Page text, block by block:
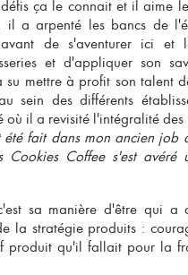
ça le connait et il aime
il a arpenté les bancs de
de s'aventurer ici et
et d'appliquer son
su mettre à profit son talent
sein des différents
il a revisité l'intégralité des
été fait dans mon ancien job
Coffee s'est avéré
sa manière d'être qui a
la stratégie produits :
produit qu'il fallait pour la